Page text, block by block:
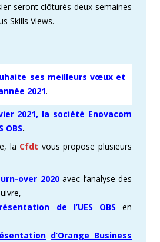
seront clôturés deux semaines
Skills Views.
ses meilleurs vœux et
2021.
2021, la société Enovacom
OBS.
la Cfdt vous propose plusieurs
over 2020avec l’analyse des
de l’UES OBS en
d’Orange Business